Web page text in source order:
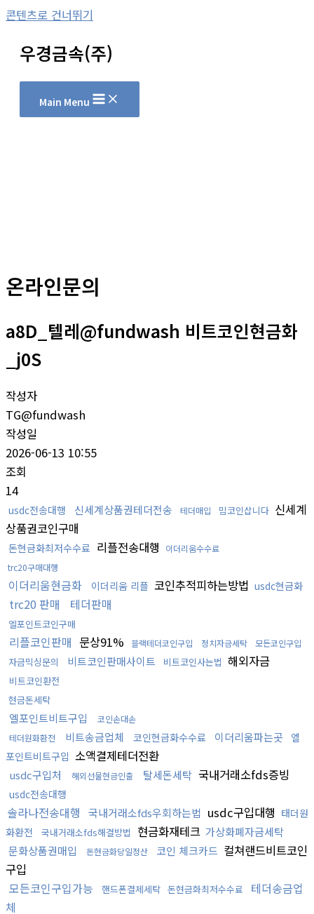
콘텐츠로 건너뛰기
우경금속(주)
Main Menu
온라인문의
a8D_텔레@fundwash 비트코인현금화
_j0S
작성자
TG@fundwash
작성일
2026-06-13 10:55
조회
14
usdc전송대행 신세계상품권테더전송 테더매입 밈코인삽니다 신세계
상품권코인구매
돈현금화최저수수료 리플전송대행
이더리움수수료
trc20구매대행
이더리움현금화 이더리움 리플 코인추적피하는방법 usdc현금화
trc20 판매 테더판매
엘포인트코인구매
리플코인판매 문상91% 블랙테더코인구입 정치자금세탁 모든코인구입
자금믹싱문의 비트코인판매사이트 비트코인사는법 해외자금
비트코인환전
현금돈세탁
엘포인트비트구입
코인손대손
테더원화환전
비트송금업체 코인현금화수수료 이더리움파는곳
엘
포인트비트구입 소액결제테더전환
usdc구입처 해외선물현금인출 탈세돈세탁 국내거래소fds증빙
usdc전송대행
솔라나전송대행 국내거래소fds우회하는법 usdc구입대행 태더원
화환전
국내거래소fds해결방법 현금화재테크 가상화폐자금세탁
문화상품권매입
돈현금화당일정산 코인 체크카드 컬쳐랜드비트코인
구입
모든코인구입가능
핸드폰결제세탁 돈현금화최저수수료
테더송금업
체